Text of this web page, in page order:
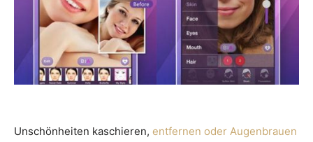
Unschönheiten kaschieren, entfernen oder Augenbrauen